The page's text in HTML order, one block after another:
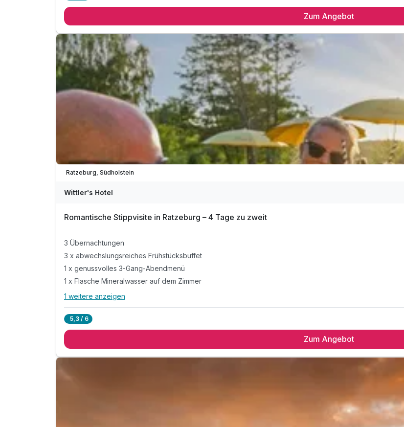
1 x Glas Prosecco ODER 1 x Glas Münchner Bier 0,5l
inkl. Stadtplan
inkl. Zutritt zum 45 qm großem Kinder-Spielzimmer
*pro Erwachsenem Vollzahler
Zum Angebot
Ratzeburg, Südholstein
Wittler's Hotel
Romantische Stippvisite in Ratzeburg – 4 Tage zu zweit
3 Übernachtungen
3 x abwechslungsreiches Frühstücksbuffet
1 x genussvolles 3-Gang-Abendmenü
1 x Flasche Mineralwasser auf dem Zimmer
Alle Inklusivleistungen
1 weitere anzeigen
5,3 / 6
Zum Angebot